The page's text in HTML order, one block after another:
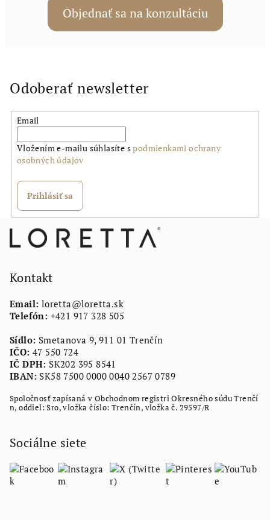
a
c
r
k
v
ý
u
Objednať sa na konzultáciu
Odoberať newsletter
Email
Vložením e-mailu súhlasíte spodmienkami ochrany
osobných údajov
Prihlásiť sa
Kontakt
Email: loretta@loretta.sk
Telefón: +421 917 328 505
Sídlo: Smetanova 9, 911 01 Trenčín
IČO: 47 550 724
IČ DPH: SK202 395 8541
IBAN: SK58 7500 0000 0040 2567 0789
Spoločnosť zapísaná v Obchodnom registri Okresného súdu Trenčí
n, oddiel: Sro, vložka číslo: Trenčín, vložka č. 29597/R
Sociálne siete